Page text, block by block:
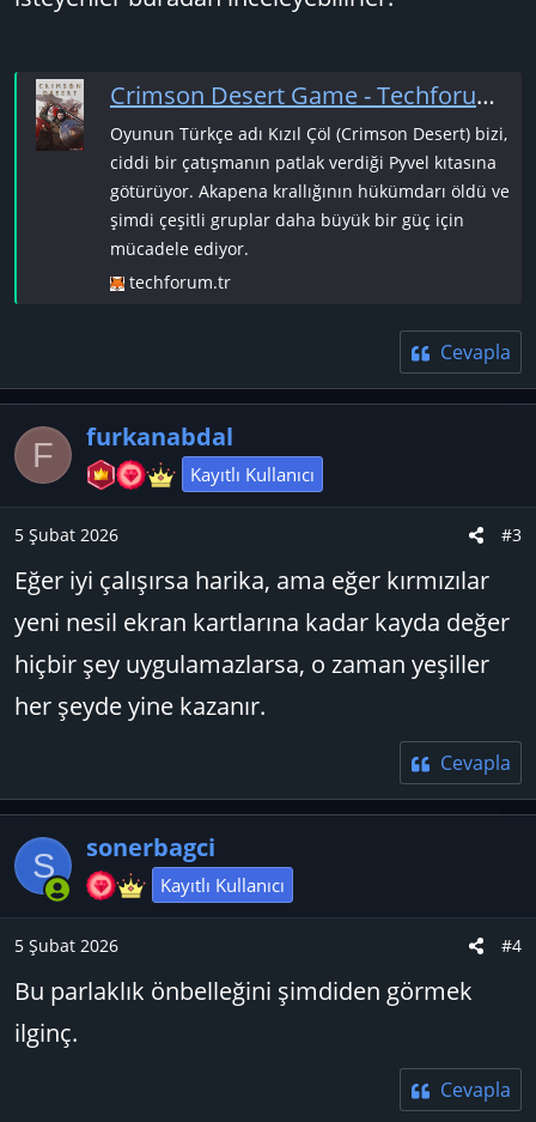
Crimson Desert Game - Techforum.tr
Oyunun Türkçe adı Kızıl Çöl (Crimson Desert) bizi,
ciddi bir çatışmanın patlak verdiği Pyvel kıtasına
götürüyor. Akapena krallığının hükümdarı öldü ve
şimdi çeşitli gruplar daha büyük bir güç için
mücadele ediyor.
techforum.tr
Cevapla
F furkanabdal
Kayıtlı Kullanıcı
5 Şubat 2026 #3
Eğer iyi çalışırsa harika, ama eğer kırmızılar
yeni nesil ekran kartlarına kadar kayda değer
hiçbir şey uygulamazlarsa, o zaman yeşiller
her şeyde yine kazanır.
Cevapla
S sonerbagci
Kayıtlı Kullanıcı
5 Şubat 2026 #4
Bu parlaklık önbelleğini şimdiden görmek
ilginç.
Cevapla